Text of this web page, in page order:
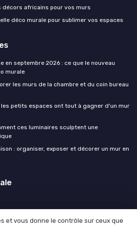
décors africains pour vos murs
déco murale pour sublimer vos espaces
en septembre 2026 : ce que le nouveau
murale
les murs de la chambre et du coin bureau
les petits espaces ont tout à gagner d'un mur
ces luminaires sculptent une
: organiser, exposer et décorer un mur en
et vous donne le contrôle sur ceux que